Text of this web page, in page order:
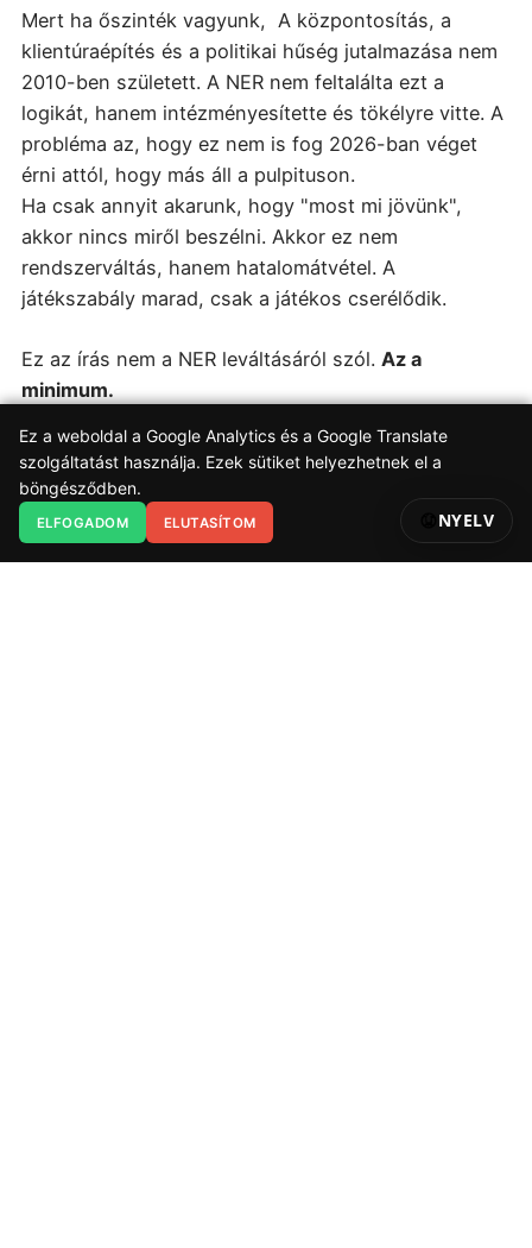
Mert ha őszinték vagyunk, A központosítás, a
klientúraépítés és a politikai hűség jutalmazása nem
2010-ben született. A NER nem feltalálta ezt a
logikát, hanem intézményesítette és tökélyre vitte. A
probléma az, hogy ez nem is fog 2026-ban véget
érni attól, hogy más áll a pulpituson.
Ha csak annyit akarunk, hogy "most mi jövünk",
akkor nincs miről beszélni. Akkor ez nem
rendszerváltás, hanem hatalomátvétel. A
játékszabály marad, csak a játékos cserélődik.
Ez az írás nem a NER leváltásáról szól. Az a
minimum.
ahhoz, hogy ne ugyanaz a politikai kultúra térjen
vissza új arccal, új szlogenekkel, új erkölcsi
önfelmentéssel.
Mert a legkényelmetlenebb kérdés nem az, hogy
NYELV
Ez a weboldal a Google Analytics és a Google Translate
szolgáltatást használja. Ezek sütiket helyezhetnek el a
böngésződben.
ELFOGADOM ELUTASÍTOM